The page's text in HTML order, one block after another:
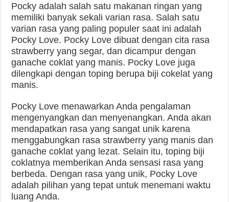
Pocky adalah salah satu makanan ringan yang
memiliki banyak sekali varian rasa. Salah satu
varian rasa yang paling populer saat ini adalah
Pocky Love. Pocky Love dibuat dengan cita rasa
strawberry yang segar, dan dicampur dengan
ganache coklat yang manis. Pocky Love juga
dilengkapi dengan toping berupa biji cokelat yang
manis.
Pocky Love menawarkan Anda pengalaman
mengenyangkan dan menyenangkan. Anda akan
mendapatkan rasa yang sangat unik karena
menggabungkan rasa strawberry yang manis dan
ganache coklat yang lezat. Selain itu, toping biji
coklatnya memberikan Anda sensasi rasa yang
berbeda. Dengan rasa yang unik, Pocky Love
adalah pilihan yang tepat untuk menemani waktu
luang Anda.